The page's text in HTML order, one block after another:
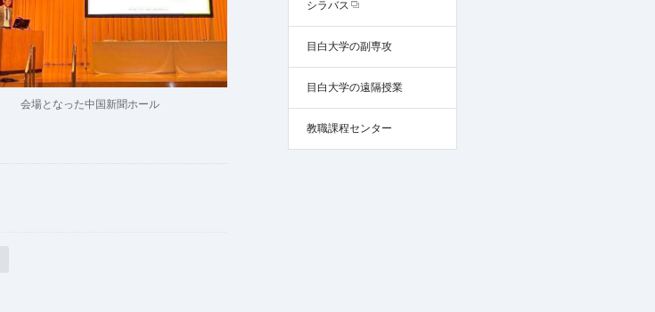
会場となった中国新聞ホール
シラバス
目白大学の副専攻
目白大学の遠隔授業
教職課程センター